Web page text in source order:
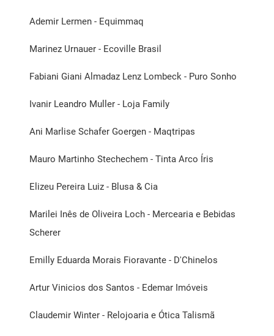
Ademir Lermen - Equimmaq
Marinez Urnauer - Ecoville Brasil
Fabiani Giani Almadaz Lenz Lombeck - Puro Sonho
Ivanir Leandro Muller - Loja Family
Ani Marlise Schafer Goergen - Maqtripas
Mauro Martinho Stechechem - Tinta Arco Íris
Elizeu Pereira Luiz - Blusa & Cia
Marilei Inês de Oliveira Loch - Mercearia e Bebidas
Scherer
Emilly Eduarda Morais Fioravante - D'Chinelos
Artur Vinicios dos Santos - Edemar Imóveis
Claudemir Winter - Relojoaria e Ótica Talismã